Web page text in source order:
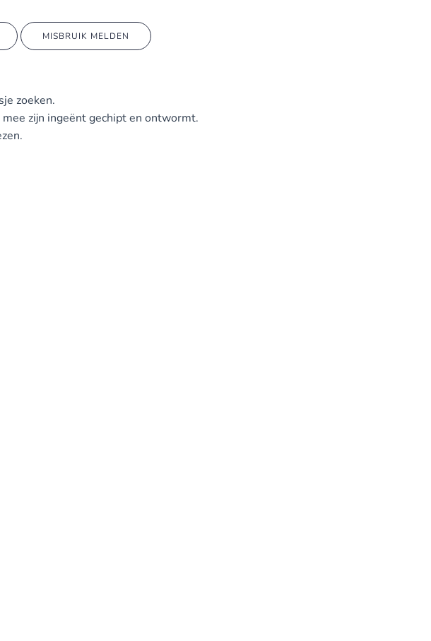
MISBRUIK MELDEN
zoeken.
zijn ingeënt gechipt en ontwormt.